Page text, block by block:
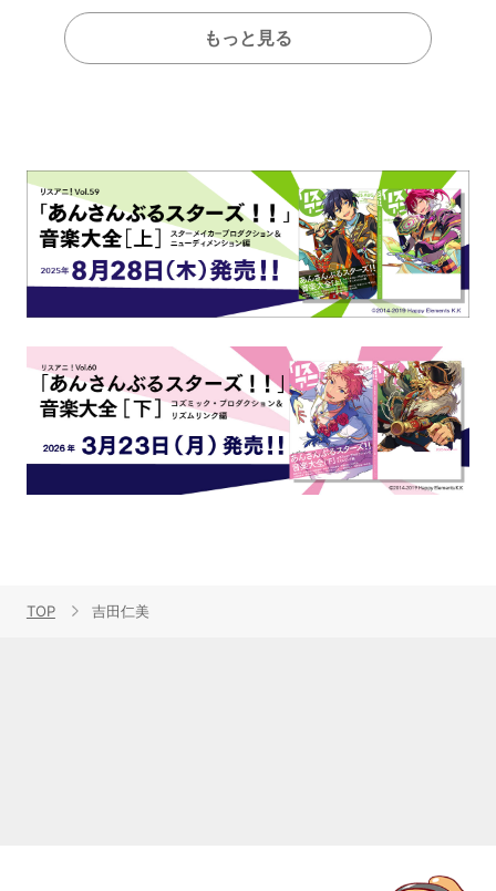
もっと見る
TOP 吉田仁美